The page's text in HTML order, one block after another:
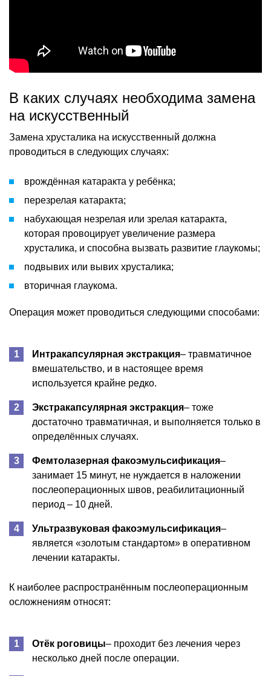
В каких случаях необходима замена
на искусственный
Замена хрусталика на искусственный должна
проводиться в следующих случаях:
врождённая катаракта у ребёнка;
перезрелая катаракта;
набухающая незрелая или зрелая катаракта,
которая провоцирует увеличение размера
хрусталика, и способна вызвать развитие глаукомы;
подвывих или вывих хрусталика;
вторичная глаукома.
Операция может проводиться следующими способами:
Интракапсулярная экстракция– травматичное
вмешательство, и в настоящее время
используется крайне редко.
Экстракапсулярная экстракция– тоже
достаточно травматичная, и выполняется только в
определённых случаях.
Фемтолазерная факоэмульсификация–
занимает 15 минут, не нуждается в наложении
послеоперационных швов, реабилитационный
период – 10 дней.
Ультразвуковая факоэмульсификация–
является «золотым стандартом» в оперативном
лечении катаракты.
К наиболее распространённым послеоперационным
осложнениям относят:
Отёк роговицы– проходит без лечения через
несколько дней после операции.